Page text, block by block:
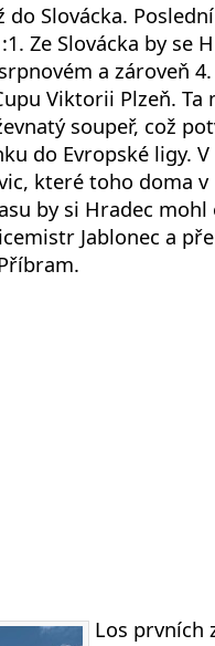
Slovácka.
Ze Slovácka by se
a zároveň
Viktorii Plzeň.
soupeř, což
do Evropské ligy.
které toho doma
by si Hradec mohl
Jablonec a
Los prvních